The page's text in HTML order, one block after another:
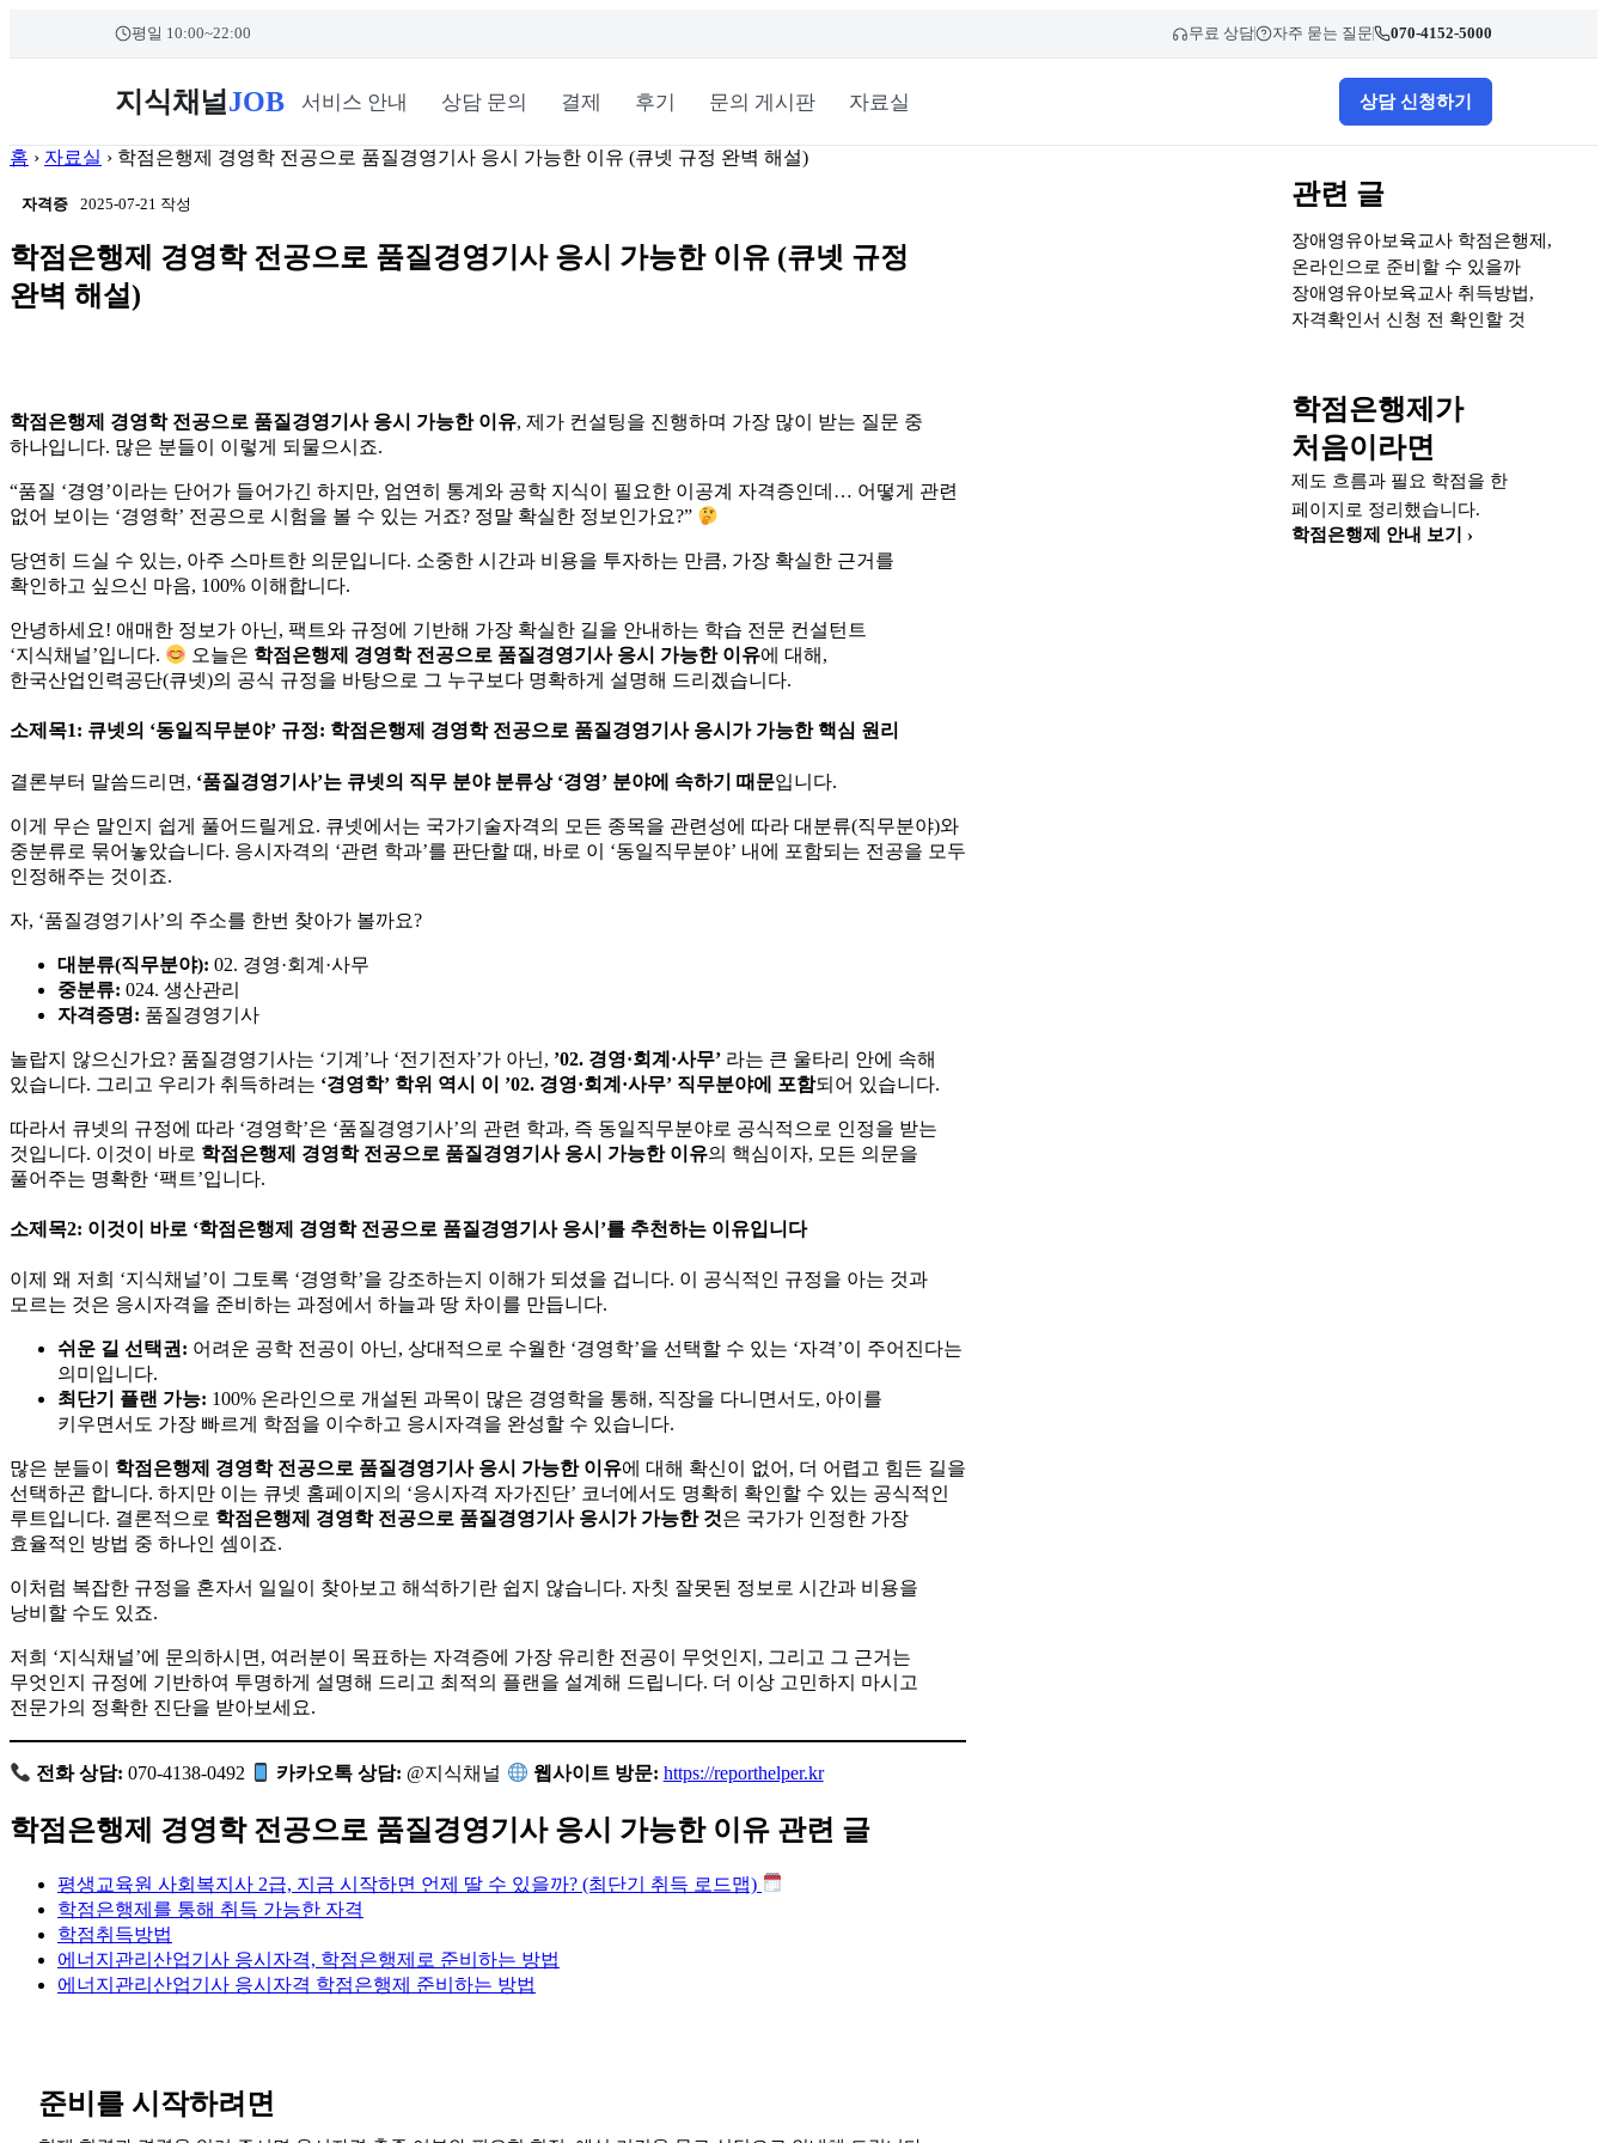
너
뛰
기
평일 10:00~22:00 무료 상담 자주 묻는 질문 070-4152-5000
지식채널 JOB 서비스 안내 상담 문의 결제 후기 문의 게시판 자료실 상담 신청하기
홈 › 자료실 › 학점은행제 경영학 전공으로 품질경영기사 응시 가능한 이유 (큐넷 규정 완벽 해설)
자격증 2025-07-21 작성
학점은행제 경영학 전공으로 품질경영기사 응시 가능한 이유 (큐넷 규정
완벽 해설)
학점은행제 경영학 전공으로 품질경영기사 응시 가능한 이유, 제가 컨설팅을 진행하며 가장 많이 받는 질문 중
하나입니다. 많은 분들이 이렇게 되물으시죠.
“품질 ‘경영’이라는 단어가 들어가긴 하지만, 엄연히 통계와 공학 지식이 필요한 이공계 자격증인데… 어떻게 관련
없어 보이는 ‘경영학’ 전공으로 시험을 볼 수 있는 거죠? 정말 확실한 정보인가요?”
당연히 드실 수 있는, 아주 스마트한 의문입니다. 소중한 시간과 비용을 투자하는 만큼, 가장 확실한 근거를
확인하고 싶으신 마음, 100% 이해합니다.
안녕하세요! 애매한 정보가 아닌, 팩트와 규정에 기반해 가장 확실한 길을 안내하는 학습 전문 컨설턴트
‘지식채널’입니다.
오늘은 학점은행제 경영학 전공으로 품질경영기사 응시 가능한 이유에 대해,
한국산업인력공단(큐넷)의 공식 규정을 바탕으로 그 누구보다 명확하게 설명해 드리겠습니다.
소제목1: 큐넷의 ‘동일직무분야’ 규정: 학점은행제 경영학 전공으로 품질경영기사 응시가 가능한 핵심 원리
결론부터 말씀드리면, ‘품질경영기사’는 큐넷의 직무 분야 분류상 ‘경영’ 분야에 속하기 때문입니다.
이게 무슨 말인지 쉽게 풀어드릴게요. 큐넷에서는 국가기술자격의 모든 종목을 관련성에 따라 대분류(직무분야)와
중분류로 묶어놓았습니다. 응시자격의 ‘관련 학과’를 판단할 때, 바로 이 ‘동일직무분야’ 내에 포함되는 전공을 모두
인정해주는 것이죠.
자, ‘품질경영기사’의 주소를 한번 찾아가 볼까요?
대분류(직무분야): 02. 경영·회계·사무
중분류: 024. 생산관리
자격증명: 품질경영기사
놀랍지 않으신가요? 품질경영기사는 ‘기계’나 ‘전기전자’가 아닌, ’02. 경영·회계·사무’ 라는 큰 울타리 안에 속해
있습니다. 그리고 우리가 취득하려는 ‘경영학’ 학위 역시 이 ’02. 경영·회계·사무’ 직무분야에 포함되어 있습니다.
따라서 큐넷의 규정에 따라 ‘경영학’은 ‘품질경영기사’의 관련 학과, 즉 동일직무분야로 공식적으로 인정을 받는
것입니다. 이것이 바로 학점은행제 경영학 전공으로 품질경영기사 응시 가능한 이유의 핵심이자, 모든 의문을
풀어주는 명확한 ‘팩트’입니다.
소제목2: 이것이 바로 ‘학점은행제 경영학 전공으로 품질경영기사 응시’를 추천하는 이유입니다
이제 왜 저희 ‘지식채널’이 그토록 ‘경영학’을 강조하는지 이해가 되셨을 겁니다. 이 공식적인 규정을 아는 것과
모르는 것은 응시자격을 준비하는 과정에서 하늘과 땅 차이를 만듭니다.
쉬운 길 선택권: 어려운 공학 전공이 아닌, 상대적으로 수월한 ‘경영학’을 선택할 수 있는 ‘자격’이 주어진다는
의미입니다.
최단기 플랜 가능: 100% 온라인으로 개설된 과목이 많은 경영학을 통해, 직장을 다니면서도, 아이를
키우면서도 가장 빠르게 학점을 이수하고 응시자격을 완성할 수 있습니다.
많은 분들이 학점은행제 경영학 전공으로 품질경영기사 응시 가능한 이유에 대해 확신이 없어, 더 어렵고 힘든 길을
선택하곤 합니다. 하지만 이는 큐넷 홈페이지의 ‘응시자격 자가진단’ 코너에서도 명확히 확인할 수 있는 공식적인
루트입니다. 결론적으로 학점은행제 경영학 전공으로 품질경영기사 응시가 가능한 것은 국가가 인정한 가장
효율적인 방법 중 하나인 셈이죠.
이처럼 복잡한 규정을 혼자서 일일이 찾아보고 해석하기란 쉽지 않습니다. 자칫 잘못된 정보로 시간과 비용을
낭비할 수도 있죠.
저희 ‘지식채널’에 문의하시면, 여러분이 목표하는 자격증에 가장 유리한 전공이 무엇인지, 그리고 그 근거는
무엇인지 규정에 기반하여 투명하게 설명해 드리고 최적의 플랜을 설계해 드립니다. 더 이상 고민하지 마시고
전문가의 정확한 진단을 받아보세요.
전화 상담: 070-4138-0492 카카오톡 상담: @지식채널 웹사이트 방문: https://reporthelper.kr
학점은행제 경영학 전공으로 품질경영기사 응시 가능한 이유 관련 글
평생교육원 사회복지사 2급, 지금 시작하면 언제 딸 수 있을까? (최단기 취득 로드맵)
학점은행제를 통해 취득 가능한 자격
학점취득방법
에너지관리산업기사 응시자격, 학점은행제로 준비하는 방법
에너지관리산업기사 응시자격 학점은행제 준비하는 방법
준비를 시작하려면
관련 글
장애영유아보육교사 학점은행제,
온라인으로 준비할 수 있을까
장애영유아보육교사 취득방법,
자격확인서 신청 전 확인할 것
학점은행제가
처음이라면
제도 흐름과 필요 학점을 한
페이지로 정리했습니다.
학점은행제 안내 보기 ›